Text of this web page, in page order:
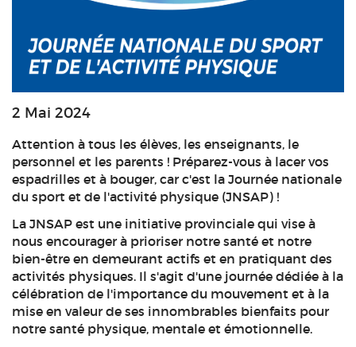
2 Mai 2024
Attention à tous les élèves, les enseignants, le
personnel et les parents ! Préparez-vous à lacer vos
espadrilles et à bouger, car c'est la Journée nationale
du sport et de l'activité physique (JNSAP) !
La JNSAP est une initiative provinciale qui vise à
nous encourager à prioriser notre santé et notre
bien-être en demeurant actifs et en pratiquant des
activités physiques. Il s'agit d'une journée dédiée à la
célébration de l'importance du mouvement et à la
mise en valeur de ses innombrables bienfaits pour
notre santé physique, mentale et émotionnelle.